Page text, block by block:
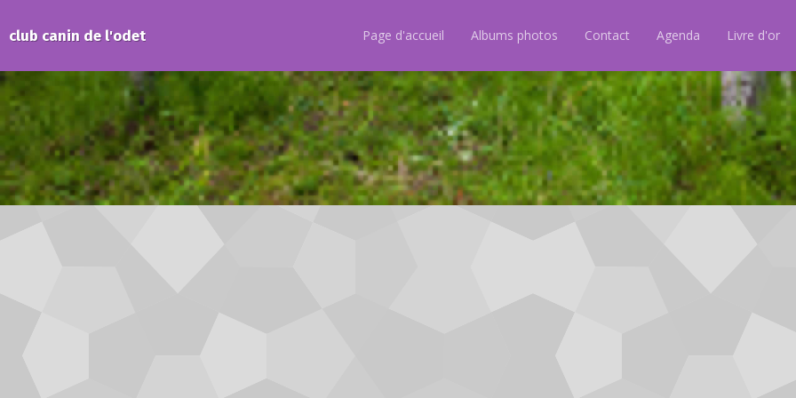
club canin de l'odet Page d'accueil Albums photos Contact Agenda Livre d'or